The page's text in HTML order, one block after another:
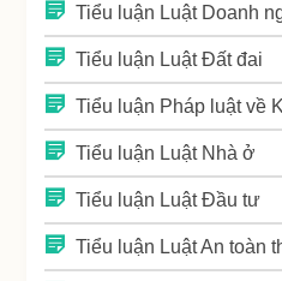
Tiểu luận Luật Doanh
Tiểu luận Luật Đất đai
Tiểu luận Pháp luật về
Tiểu luận Luật Nhà ở
Tiểu luận Luật Đầu tư
Tiểu luận Luật An toàn